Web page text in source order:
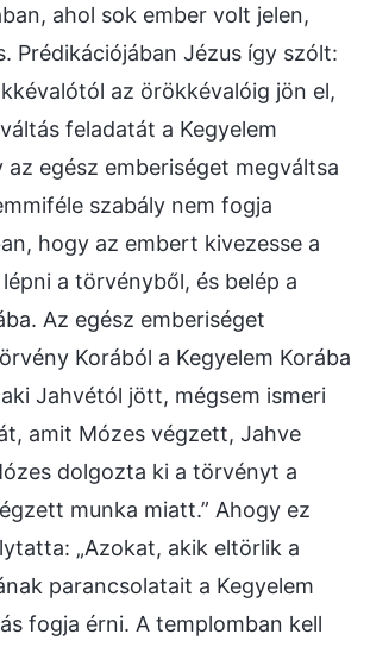
ahol sok ember volt jelen,
Prédikációjában Jézus így szólt:
az örökkévalóig jön el,
feladatát a Kegyelem
az egész emberiséget megváltsa
szabály nem fogja
hogy az embert kivezesse a
a törvényből, és belép a
Az egész emberiséget
Korából a Kegyelem Korába
Jahvétól jött, mégsem ismeri
amit Mózes végzett, Jahve
dolgozta ki a törvényt a
munka miatt.” Ahogy ez
„Azokat, akik eltörlik a
parancsolatait a Kegyelem
fogja érni. A templomban kell